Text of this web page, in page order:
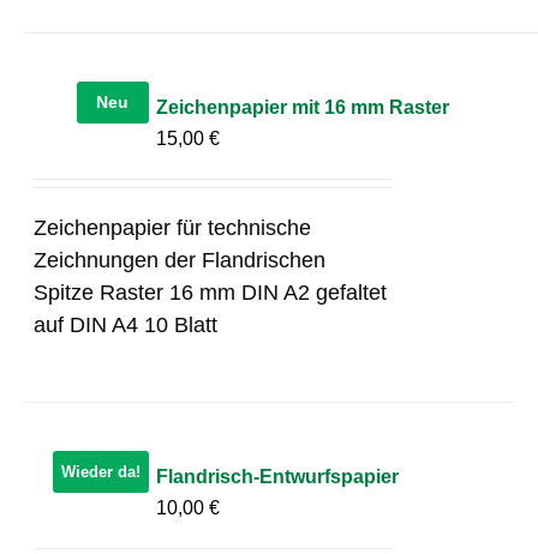
Neu
Zeichenpapier mit 16 mm Raster
15,00€
Zeichenpapier für technische
Zeichnungen der Flandrischen
Spitze Raster 16 mm DIN A2 gefaltet
auf DIN A4 10 Blatt
Wieder da!
Flandrisch-Entwurfspapier
10,00€